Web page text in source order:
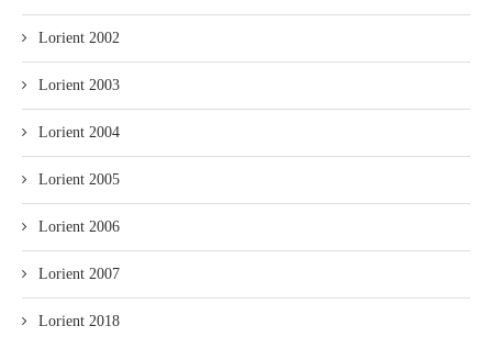
Lorient 2002
Lorient 2003
Lorient 2004
Lorient 2005
Lorient 2006
Lorient 2007
Lorient 2018